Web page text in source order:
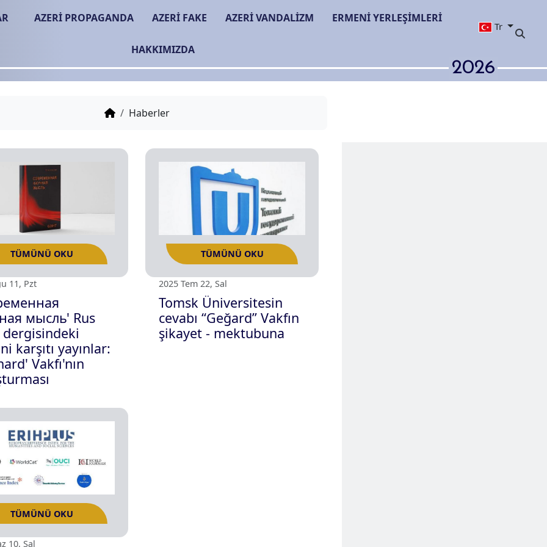
AZERİ PROPAGANDA AZERİ FAKE AZERİ VANDALİZM ERMENİ YERLEŞİMLERİ
HAKKIMIZDA
Tr
2026
Haberler
Ağu 11, Pzt
мысль' Rus
dergisindeki
karşıtı yayınlar:
Vakfı'nın
2025 Tem 22, Sal
Tomsk Üniversitesin